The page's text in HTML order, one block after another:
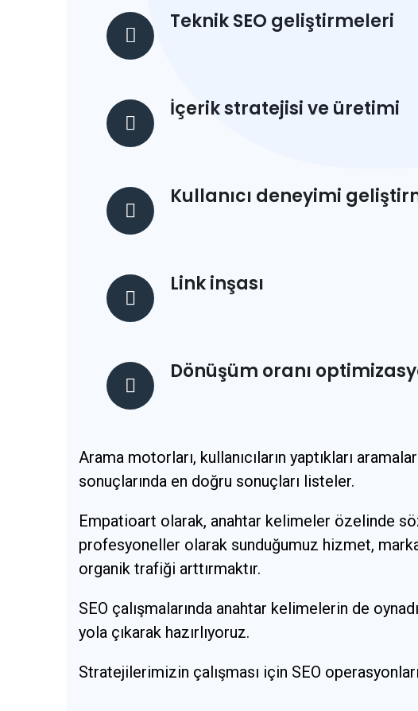
Teknik SEO geliştirmeleri
İçerik stratejisi ve üretimi
Kullanıcı deneyimi
Link inşası
Dönüşüm oranı
Arama motorları, kullanıcıların yaptıkları
sonuçlarında en doğru sonuçları listeler.
Empatioart olarak, anahtar kelimeler özelinde
profesyoneller olarak sunduğumuz hizmet,
organik trafiği arttırmaktır.
SEO çalışmalarında anahtar kelimelerin de
yola çıkarak hazırlıyoruz.
Stratejilerimizin çalışması için SEO